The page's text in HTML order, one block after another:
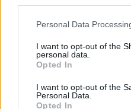
Please note that this
not limited to your visit or
grant or deny consent to
use your data for below
consent section.
Personal Data
I want to opt-out of the
personal data.
Opted In
I want to opt-out of the
Personal Data.
Opted In
M1 bővítés: már zajlik a